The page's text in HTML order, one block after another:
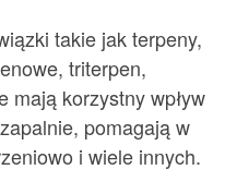
takie jak terpeny,
triterpen,
mają korzystny wpływ
pomagają w
i wiele innych.